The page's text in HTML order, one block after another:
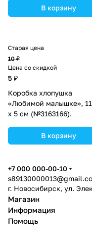
В корзину
Старая цена
10 ₽
Цена со скидкой
5 ₽
Коробка хлопушка
«Любимой малышке»,
х 5 см (№3163166).
В корзину
+7 000 000-00-10
г. Новосибирск, ул.
Магазин
Информация
Помощь